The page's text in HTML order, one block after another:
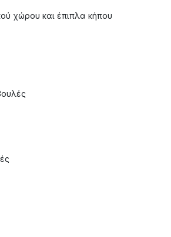
χώρου και έπιπλα κήπου